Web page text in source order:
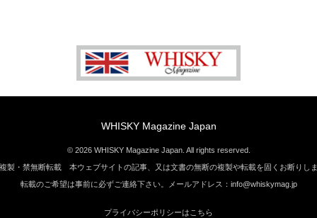
WHISKY Magazine Japan
© 2026 WHISKY Magazine Japan. All rights reserved.
製・禁無断転載 本ウェブサイトの記事、又は文書の無断の複製や転載を固くお断りし
転載のご希望は事前に必ずご連絡下さい。メールアドレス：info@whiskymag.jp
プライバシーポリシーはこちら